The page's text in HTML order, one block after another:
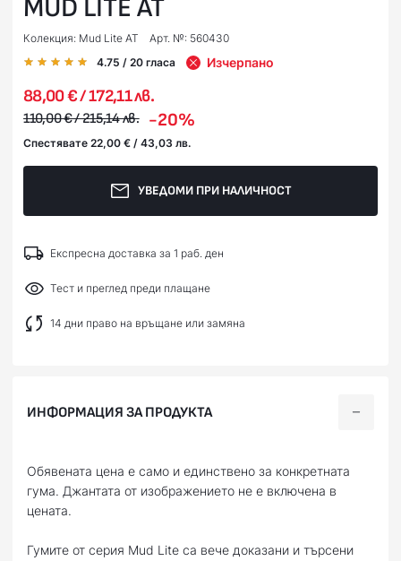
MUD LITE AT
Колекция: Mud Lite AT
Арт. №: 560430
4.75 / 20 гласа Изчерпано
88,00 € / 172,11 лв.
110,00 € / 215,14 лв. -20%
Спестявате 22,00 € / 43,03 лв.
УВЕДОМИ ПРИ НАЛИЧНОСТ
Експресна доставка за 1 раб. ден
Тест и преглед преди плащане
14 дни право на връщане или замяна
ИНФОРМАЦИЯ ЗА ПРОДУКТА
Обявената цена е само и единствено за конкретната
гума. Джантата от изображението не е включена в
цената.
Гумите от серия Mud Lite са вече доказани и търсени